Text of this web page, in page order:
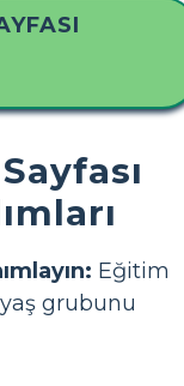
Eğitim
grubunu